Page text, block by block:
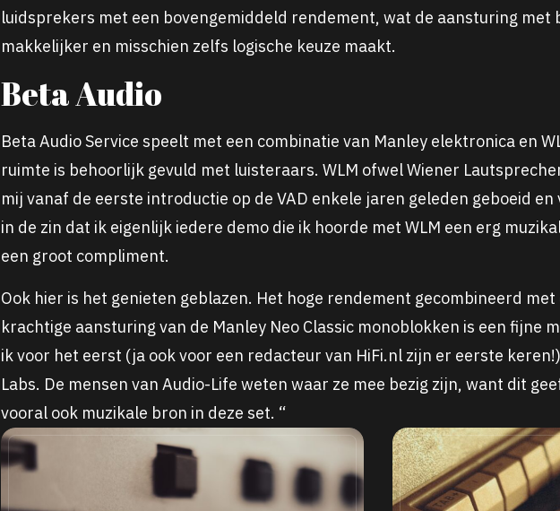
luidsprekers met een bovengemiddeld rendement, wat de aansturing met
makkelijker en misschien zelfs logische keuze maakt.
Beta Audio
Beta Audio Service speelt met een combinatie van Manley elektronica en
ruimte is behoorlijk gevuld met luisteraars. WLM ofwel Wiener
mij vanaf de eerste introductie op de VAD enkele jaren geleden geboeid
in de zin dat ik eigenlijk iedere demo die ik hoorde met WLM een erg
een groot compliment.
Ook hier is het genieten geblazen. Het hoge rendement gecombineerd
krachtige aansturing van de Manley Neo Classic monoblokken is een fijne
ik voor het eerst (ja ook voor een redacteur van HiFi.nl zijn er eerste
Labs. De mensen van Audio-Life weten waar ze mee bezig zijn, want dit
vooral ook muzikale bron in deze set. “